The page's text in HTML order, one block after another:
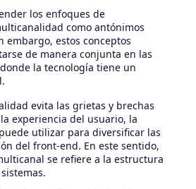
los enfoques de
como antónimos
embargo, estos conceptos
de manera conjunta en las
la tecnología tiene un
evita las grietas y brechas
experiencia del usuario, la
utilizar para diversificar las
del front-end. En este sentido,
se refiere a la estructura